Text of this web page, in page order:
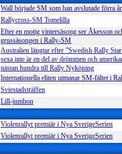
Wall började SM som han avslutade förra
Rallycross-SM Tomelilla
Efter en motig vintersäsong ser Åkesson
grussäsongen i Rally-SM
Australien längtar efter ”Swedish Rally
sexa inte är en del av drömmen och
nästan hundra till Rally Nyköping
Internationella eliten utmanar SM-fältet i
Sviestadsträffen
Lill-jumbon
Violenrallyt premiär i Nya SverigeSerien
Violenrallyt premiär i Nya SverigeSerien